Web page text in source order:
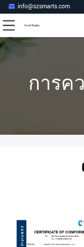
info@szsmarts.com
การ